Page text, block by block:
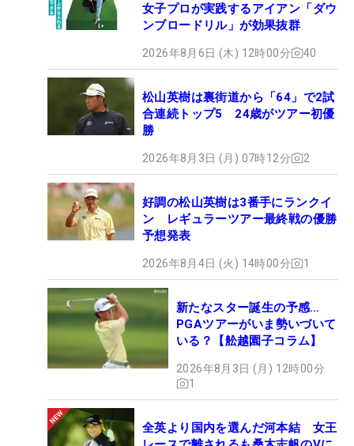
女子プロが実践するアイアン「ダウ
ンブロードリル」が効果抜群
2026年8月6日 (木) 12時00分 40
松山英樹は裏街道から「64」で2試
合連続トップ5 24歳がツアー初優
勝
2026年8月3日 (月) 07時12分 2
好調の松山英樹は3番手にランクイ
ン レギュラーツアー最終戦の優勝
予想発表
2026年8月4日 (火) 14時00分 1
新たなスター誕生の予感…
PGAツアーがいま勢いづいて
いる？【舩越園子コラム】
2026年8月3日 (月) 12時00分
1
全英より国内を選んだ河本結 女王